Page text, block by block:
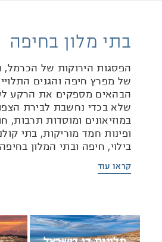
בתי מלון בחיפה
הפסגות הירוקות של הכרמל,
של מפרץ חיפה והגנים
הבהאים מספקים את הרקע
שלא בכדי נחשבת לבירת
במוזיאונים ומוסדות תרבות,
ופינות חמד מוריקות, בתי
בילוי, חיפה ובתי המלון
המגוונות של כרך מודרני
רשת מלונות דן מציעה לכם
מיוחדת בחיפה באחד מתוך
קראו עוד